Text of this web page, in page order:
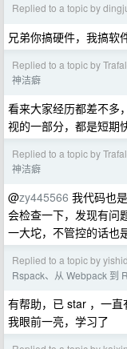
Replied to a topic by
兄弟你搞硬件，我搞软
Replied to a topic by
神洁癖
看来大家经历都差不多
视的一部分，都是短期
Replied to a topic by
神洁癖
@zy445566 我代码也
会检查一下，发现有问
一大坨，不管控的话也
Replied to a topic by
Rspack、从 Webpack 到
有帮助，已 star ，一
我眼前一亮，学习了